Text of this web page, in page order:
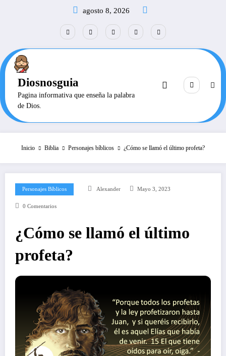
agosto 8, 2026
Diosnosguia
Pagina informativa que enseña la palabra
de Dios.
Inicio Biblia Personajes bíblicos ¿Cómo se llamó el último profeta?
Personajes Bíblicos Alexander Mayo 3, 2023
0 Comentarios
¿Cómo se llamó el último
profeta?